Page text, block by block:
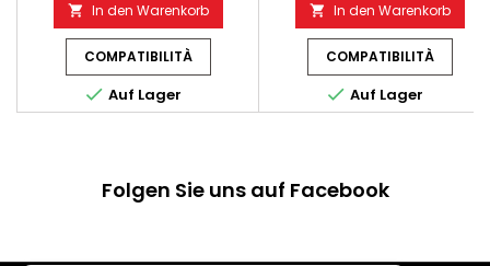
 In den Warenkorb
COMPATIBILITÀ
 Auf Lager
 In den Warenkorb
COMPATIBILITÀ
 Auf Lager
Folgen Sie uns auf Facebook